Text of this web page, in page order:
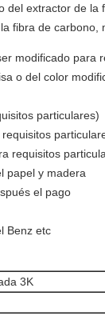
extractor de
fibra de carbono,
modificado para
o del color
particulares)
requisitos
papel y madera
el pago
Benz etc
3K